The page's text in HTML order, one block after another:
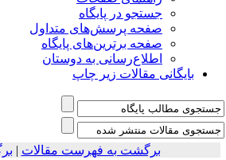
جستجو در پایگاه
صفحه پرسش‌های متداول
صفحه برترین‌های پایگاه
اطلاع‌رسانی به دوستان
بایگانی مقالات زیر چاپ
برگشت به فهرست مقالات|